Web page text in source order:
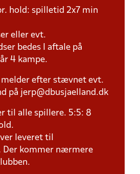
hold: spilletid 2x7 min
eller evt.
bedes I aftale på
4 kampe.
efter stævnet evt.
på jerp@dbusjaelland.dk
til alle spillere. 5:5: 8
leveret til
kommer nærmere